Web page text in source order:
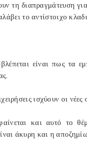
τη διαπραγμάτευση
το αντίστοιχο
είναι πως τα
ισχύουν οι νέες
και αυτό το
άκυρη και η